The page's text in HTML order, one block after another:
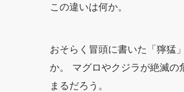
この違いは何か。
おそらく冒頭に書いた「獰猛
か。 マグロやクジラが絶滅の
まるだろう。